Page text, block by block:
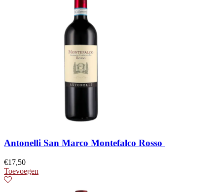
Antonelli San Marco Montefalco Rosso
€17,50
Toevoegen